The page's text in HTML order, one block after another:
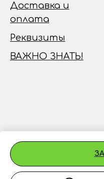
Доставка и
оплата
Реквизиты
ВАЖНО ЗНАТЬ!